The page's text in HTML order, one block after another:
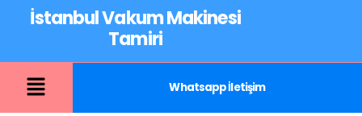
İstanbul Vakum Makinesi
Tamiri
Whatsapp İletişim